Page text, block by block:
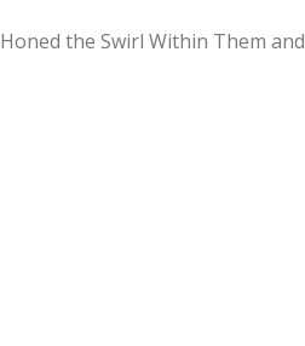
the Swirl Within Them and